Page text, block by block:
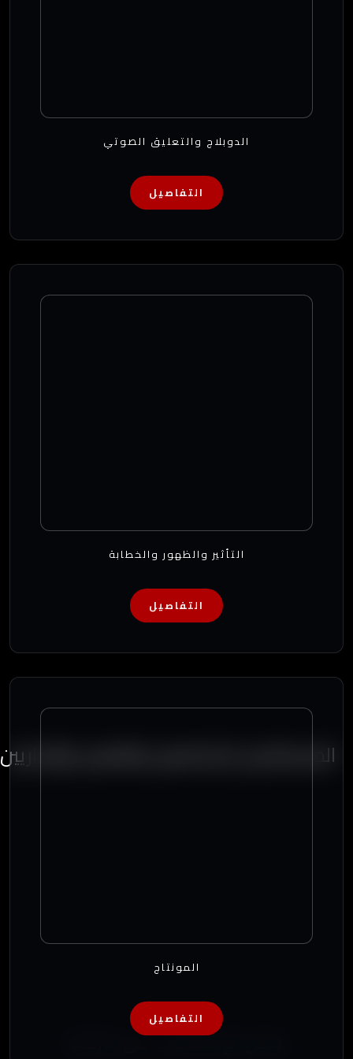
الدوبلاج والتعليق الصوتي
التفاصيل
التأثير والظهور والخطابة
التفاصيل
المونتاج
التفاصيل
المستشارين الإعلاميين والفنيين والإداريين
بعض الإحصائيات عن شركتنا